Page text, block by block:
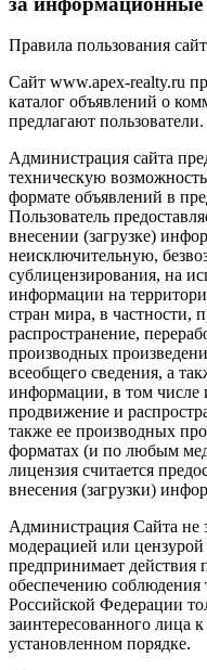
Правила пользования
Сайт www.apex-realty.ru
каталог объявлений о
предлагают пользователи.
Администрация сайта
техническую
формате объявлений в
Пользователь
внесении (загрузке)
неисключительную,
сублицензирования, на
информации на
стран мира, в частности,
распространение,
производных
всеобщего сведения, а
информации, в том числе
продвижение и
также ее производных
форматах (и по любым
лицензия считается
внесения (загрузки)
Администрация Сайта не
модерацией или
предпринимает действия
обеспечению соблюдения
Российской Федерации
заинтересованного лица
установленном порядке.